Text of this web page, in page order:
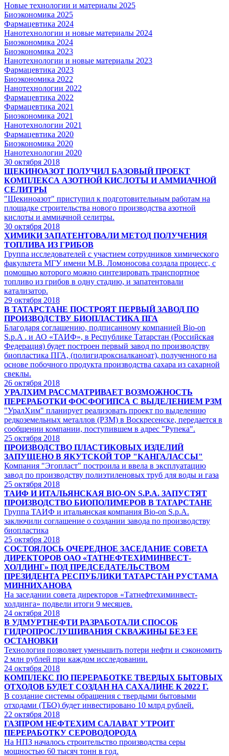
Новые технологии и материалы 2025
Биоэкономика 2025
Фармацевтика 2024
Нанотехнологии и новые материалы 2024
Биоэкономика 2024
Биоэкономика 2023
Нанотехнологии и новые материалы 2023
Фармацевтика 2023
Биоэкономика 2022
Нанотехнологии 2022
Фармацевтика 2022
Фармацевтика 2021
Биоэкономика 2021
Нанотехнологии 2021
Фармацевтика 2020
Биоэкономика 2020
Нанотехнологии 2020
30 октября 2018
ЩЕКИНОАЗОТ ПОЛУЧИЛ БАЗОВЫЙ ПРОЕКТ
КОМПЛЕКСА АЗОТНОЙ КИСЛОТЫ И АММИАЧНОЙ
СЕЛИТРЫ
"Щекиноазот" приступил к подготовительным работам на
площадке строительства нового производства азотной
кислоты и аммиачной селитры.
30 октября 2018
ХИМИКИ ЗАПАТЕНТОВАЛИ МЕТОД ПОЛУЧЕНИЯ
ТОПЛИВА ИЗ ГРИБОВ
Группа исследователей с участием сотрудников химического
факультета МГУ имени М.В. Ломоносова создала процесс, с
помощью которого можно синтезировать транспортное
топливо из грибов в одну стадию, и запатентовали
катализатор.
29 октября 2018
В ТАТАРСТАНЕ ПОСТРОЯТ ПЕРВЫЙ ЗАВОД ПО
ПРОИЗВОДСТВУ БИОПЛАСТИКА ПГА
Благодаря соглашению, подписанному компанией Bio-on
S.p.A . и АО «ТАИФ», в Республике Татарстан (Российская
Федерация) будет построен первый завод по производству
биопластика ПГА, (полигидроксиалканоат), полученного на
основе побочного продукта производства сахара из сахарной
свеклы.
26 октября 2018
УРАЛХИМ РАССМАТРИВАЕТ ВОЗМОЖНОСТЬ
ПЕРЕРАБОТКИ ФОСФОГИПСА С ВЫДЕЛЕНИЕМ РЗМ
"УралХим" планирует реализовать проект по выделению
редкоземельных металлов (РЗМ) в Воскресенске, передается в
сообщении компании, поступившем в адрес "Рупека".
25 октября 2018
ПРОИЗВОДСТВО ПЛАСТИКОВЫХ ИЗДЕЛИЙ
ЗАПУЩЕНО В ЯКУТСКОЙ ТОР "КАНГАЛАССЫ"
Компания "Эгопласт" построила и ввела в эксплуатацию
завод по производству полиэтиленовых труб для воды и газа
25 октября 2018
ТАИФ И ИТАЛЬЯНСКАЯ BIO-ON S.P.A. ЗАПУСТЯТ
ПРОИЗВОДСТВО БИОПОЛИМЕРОВ В ТАТАРСТАНЕ
Группа ТАИФ и итальянская компания Bio-on S.p.A.
заключили соглашение о создании завода по производству
биопластика
25 октября 2018
СОСТОЯЛОСЬ ОЧЕРЕДНОЕ ЗАСЕДАНИЕ СОВЕТА
ДИРЕКТОРОВ ОАО «ТАТНЕФТЕХИМИНВЕСТ-
ХОЛДИНГ» ПОД ПРЕДСЕДАТЕЛЬСТВОМ
ПРЕЗИДЕНТА РЕСПУБЛИКИ ТАТАРСТАН РУСТАМА
МИННИХАНОВА
На заседании совета директоров «Татнефтехиминвест-
холдинга» подвели итоги 9 месяцев.
24 октября 2018
В УДМУРТНЕФТИ РАЗРАБОТАЛИ СПОСОБ
ГИДРОПРОСЛУШИВАНИЯ СКВАЖИНЫ БЕЗ ЕЕ
ОСТАНОВКИ
Технология позволяет уменьшить потери нефти и сэкономить
2 млн рублей при каждом исследовании.
24 октября 2018
КОМПЛЕКС ПО ПЕРЕРАБОТКЕ ТВЕРДЫХ БЫТОВЫХ
ОТХОДОВ БУДЕТ СОЗДАН НА САХАЛИНЕ К 2022 Г.
В создание системы обращения с твердыми бытовыми
отходами (ТБО) будет инвестировано 10 млрд рублей.
22 октября 2018
ГАЗПРОМ НЕФТЕХИМ САЛАВАТ УТРОИТ
ПЕРЕРАБОТКУ СЕРОВОДОРОДА
На НПЗ началось строительство производства серы
мощностью 60 тысяч тонн в год.